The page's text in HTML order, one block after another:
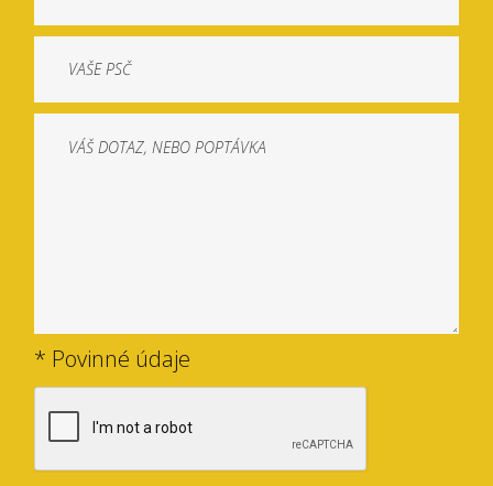
* Povinné údaje